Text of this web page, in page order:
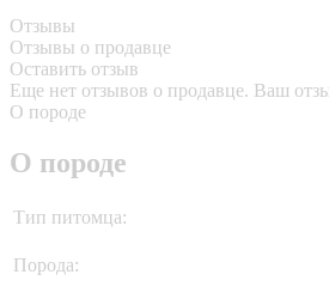
Отзывы
Отзывы о продавце
Оставить отзыв
Еще нет отзывов о продавце. Ваш
О породе
О породе
Тип питомца:
Порода: